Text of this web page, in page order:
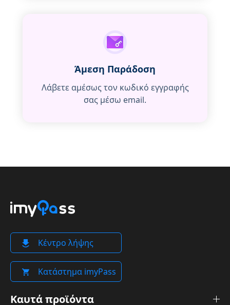
Άμεση Παράδοση
Λάβετε αμέσως τον κωδικό εγγραφής
σας μέσω email.
Κέντρο λήψης
Κατάστημα imyPass
Καυτά προϊόντα